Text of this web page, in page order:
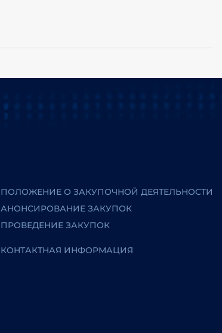
ПОЛОЖЕНИЕ О ЗАКУПОЧНОЙ ДЕЯТЕЛЬНОСТИ
АНОНСИРОВАНИЕ ЗАКУПОК
ПРОВЕДЕНИЕ ЗАКУПОК
КОНТАКТНАЯ ИНФОРМАЦИЯ